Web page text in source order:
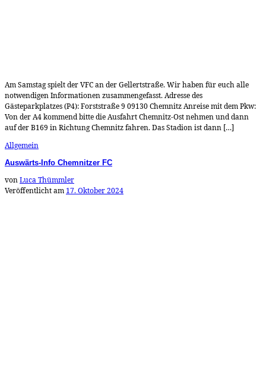
Am Samstag spielt der VFC an der Gellertstraße. Wir haben für euch alle
notwendigen Informationen zusammengefasst. Adresse des
Gästeparkplatzes (P4): Forststraße 9 09130 Chemnitz Anreise mit dem Pkw:
Von der A4 kommend bitte die Ausfahrt Chemnitz-Ost nehmen und dann
auf der B169 in Richtung Chemnitz fahren. Das Stadion ist dann […]
Allgemein
Auswärts-Info Chemnitzer FC
vonLuca Thümmler
Veröffentlicht am 17. Oktober 2024